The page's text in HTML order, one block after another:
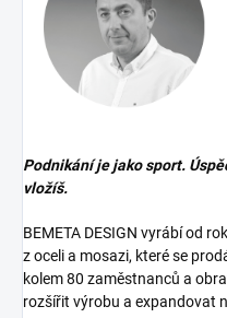
Podnikání je jako sport.
vložíš.
BEMETA DESIGN vyrábí od
z oceli a mosazi, které se
kolem 80 zaměstnanců a
rozšířit výrobu a expandovat